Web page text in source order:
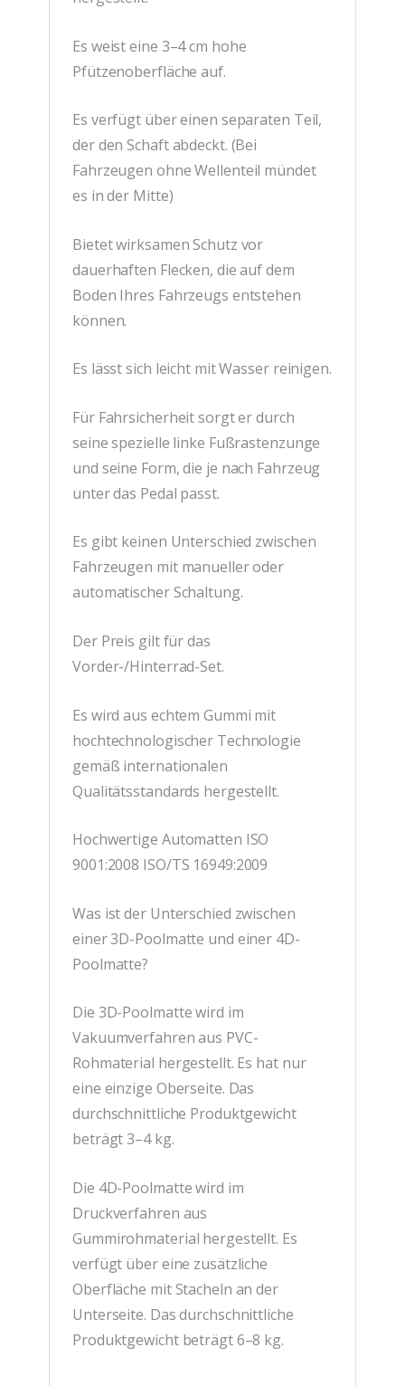
Es weist eine 3–4 cm hohe
Pfützenoberfläche auf.
Es verfügt über einen separaten Teil,
der den Schaft abdeckt. (Bei
Fahrzeugen ohne Wellenteil mündet
es in der Mitte)
Bietet wirksamen Schutz vor
dauerhaften Flecken, die auf dem
Boden Ihres Fahrzeugs entstehen
können.
Es lässt sich leicht mit Wasser reinigen.
Für Fahrsicherheit sorgt er durch
seine spezielle linke Fußrastenzunge
und seine Form, die je nach Fahrzeug
unter das Pedal passt.
Es gibt keinen Unterschied zwischen
Fahrzeugen mit manueller oder
automatischer Schaltung.
Der Preis gilt für das
Vorder-/Hinterrad-Set.
Es wird aus echtem Gummi mit
hochtechnologischer Technologie
gemäß internationalen
Qualitätsstandards hergestellt.
Hochwertige Automatten ISO
9001:2008 ISO/TS 16949:2009
Was ist der Unterschied zwischen
einer 3D-Poolmatte und einer 4D-
Poolmatte?
Die 3D-Poolmatte wird im
Vakuumverfahren aus PVC-
Rohmaterial hergestellt. Es hat nur
eine einzige Oberseite. Das
durchschnittliche Produktgewicht
beträgt 3–4 kg.
Die 4D-Poolmatte wird im
Druckverfahren aus
Gummirohmaterial hergestellt. Es
verfügt über eine zusätzliche
Oberfläche mit Stacheln an der
Unterseite. Das durchschnittliche
Produktgewicht beträgt 6–8 kg.